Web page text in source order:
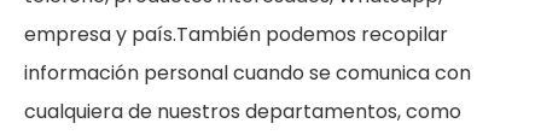
empresa y país.También podemos recopilar
información personal cuando se comunica con
cualquiera de nuestros departamentos, como